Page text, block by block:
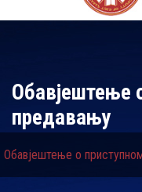
Обавјештење
предавању
Обавјештење о